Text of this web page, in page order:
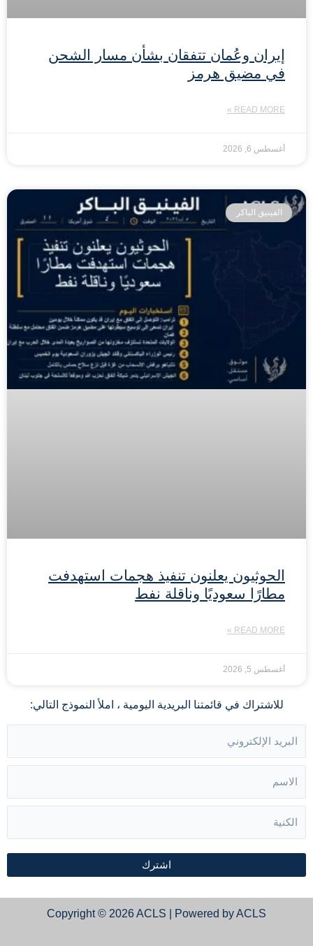
إيران وعُمان تتفقان بشأن مسار الشحن
في مضيق هرمز
READ MORE »
أغسطس 6, 2026
الفينيق الباكر
الحوثيون يعلنون تنفيذ هجمات استهدفت
مطارًا سعوديًا وناقلة نفط
READ MORE »
أغسطس 5, 2026
للاشتراك في قائمتنا البريدية اليومية ، املأ النموذج التالي:
اشترك
Copyright © 2026 ACLS | Powered by ACLS